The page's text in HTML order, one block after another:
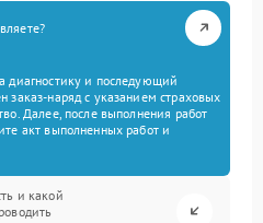
диагностику и последующий
заказ-наряд с указанием страховых
Далее, после выполнения работ
акт выполненных работ и
и какой